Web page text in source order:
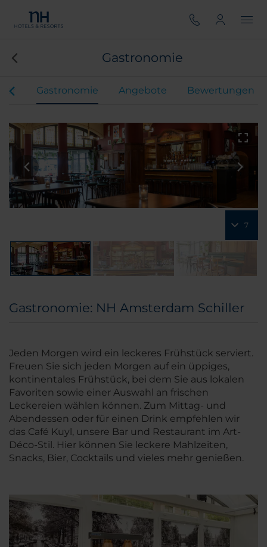
Gastronomie
Gastronomie Angebote Bewertungen
7
Gastronomie: NH Amsterdam Schiller
Jeden Morgen wird ein leckeres Frühstück serviert.
Freuen Sie sich jeden Morgen auf ein üppiges,
kontinentales Frühstück, bei dem Sie aus lokalen
Favoriten sowie einer Auswahl an frischen
Leckereien wählen können. Zum Mittag- und
Abendessen oder für einen Drink empfehlen wir
das Café Kuyl, unsere Bar und Restaurant im Art-
Déco-Stil. Hier können Sie leckere Mahlzeiten,
Snacks, Bier, Cocktails und vieles mehr genießen.